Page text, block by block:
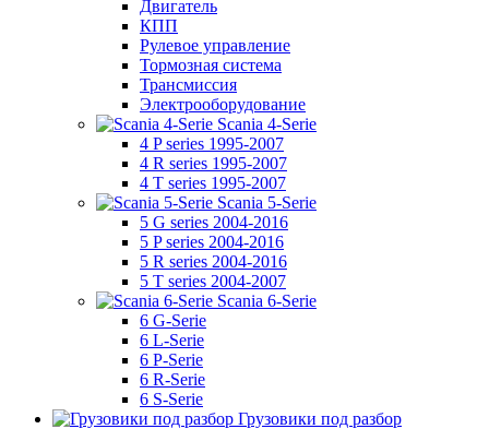
Двигатель
КПП
Рулевое управление
Тормозная система
Трансмиссия
Электрооборудование
Scania 4-Serie
4 P series 1995-2007
4 R series 1995-2007
4 T series 1995-2007
Scania 5-Serie
5 G series 2004-2016
5 P series 2004-2016
5 R series 2004-2016
5 T series 2004-2007
Scania 6-Serie
6 G-Serie
6 L-Serie
6 P-Serie
6 R-Serie
6 S-Serie
Грузовики под разбор